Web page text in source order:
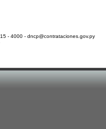
- 4000 - dncp@contrataciones.gov.py